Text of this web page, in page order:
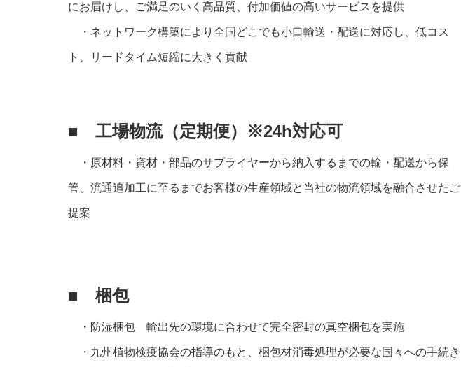
にお届けし、ご満足のいく高品質、付加価値の高いサービスを提供
・ネットワーク構築により全国どこでも小口輸送・配送に対応し、低コス
ト、リードタイム短縮に大きく貢献
■ 工場物流（定期便）※24h対応可
・原材料・資材・部品のサプライヤーから納入するまでの輸・配送から保
管、流通追加工に至るまでお客様の生産領域と当社の物流領域を融合させたご
提案
■ 梱包
・防湿梱包 輸出先の環境に合わせて完全密封の真空梱包を実施
・九州植物検疫協会の指導のもと、梱包材消毒処理が必要な国々への手続き